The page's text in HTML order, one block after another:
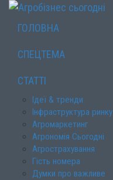
ГОЛОВНА
СПЕЦТЕМА
СТАТТІ
Ідеї & тренди
Інфраструктура ринку
Агромаркетинг
Агрономія Сьогодні
Агрострахування
Гість номера
Думки про важливе